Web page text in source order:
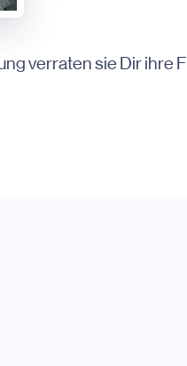
verraten sie Dir ihre